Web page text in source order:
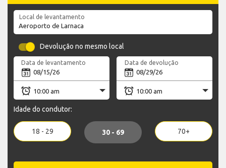
Local de levantamento
Devolução no mesmo local
Data de levantamento Data de devolução
Idade do condutor:
18 - 29 30 - 69 70+